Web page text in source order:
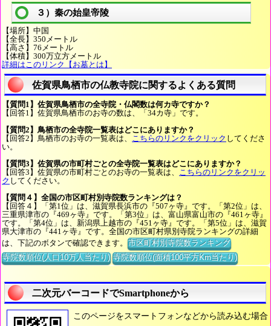
３）秦の始皇帝陵
【場所】中国
【全長】350メートル
【高さ】76メートル
【体積】300万立方メートル
詳細はこのリンク【お墓とは】
佐賀県鳥栖市の仏教寺院に関するよくある質問
【質問1】佐賀県鳥栖市の全寺院・仏閣数は何カ寺ですか？
【回答1】佐賀県鳥栖市のお寺の数は、「34カ寺」です。
【質問2】鳥栖市の全寺院一覧表はどこにありますか？
【回答2】鳥栖市のお寺の一覧表は、 こちらのリンクをクリック してくださ
い。
【質問3】佐賀県の市町村ごとの全寺院一覧表はどこにありますか？
【回答3】佐賀県の市町村ごとのお寺の一覧表は、 こちらのリンクをクリッ
ク してください。
【質問４】全国の市区町村別寺院数ランキングは？
【回答４】「第1位」は、滋賀県長浜市の『507ヶ寺』です。「第2位」は、
三重県津市の『469ヶ寺』です。「第3位」は、富山県富山市の『461ヶ寺』
です。「第4位」は、新潟県上越市の『451ヶ寺』です。「第5位」は、滋賀
県大津市の『441ヶ寺』です。全国の市区町村県別寺院ランキングの詳細
は、下記のボタンで確認できます。市区町村別寺院数ランキング
寺院数順位(人口10万人当たり) 寺院数順位(面積100平方Km当たり)
二次元バーコードでSmartphoneから
このページをスマートフォンなどから読み込む場合